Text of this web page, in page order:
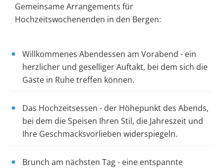
Gemeinsame Arrangements für
Hochzeitswochenenden in den Bergen:
Willkommenes Abendessen am Vorabend - ein
herzlicher und geselliger Auftakt, bei dem sich die
Gäste in Ruhe treffen können.
Das Hochzeitsessen - der Höhepunkt des Abends,
bei dem die Speisen Ihren Stil, die Jahreszeit und
Ihre Geschmacksvorlieben widerspiegeln.
Brunch am nächsten Tag- eine entspannte